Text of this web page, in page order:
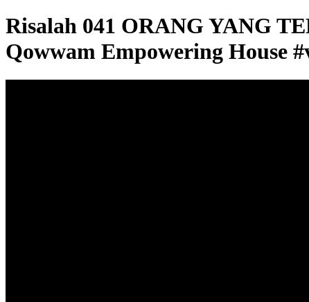
Risalah 041 ORANG YANG
Qowwam Empowering House